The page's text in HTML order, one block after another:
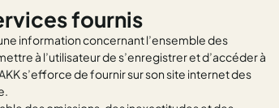
fournis
information concernant l’ensemble des
à l’utilisateur de s’enregistrer et d’accéder à
s’efforce de fournir sur son site internet des